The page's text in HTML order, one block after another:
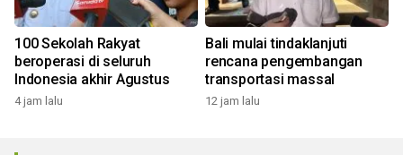
100 Sekolah Rakyat
beroperasi di seluruh
Indonesia akhir Agustus
4 jam lalu
Bali mulai tindaklanjuti
rencana pengembangan
transportasi massal
12 jam lalu